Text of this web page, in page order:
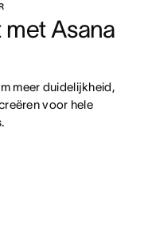
Asana
meer duidelijkheid,
voor hele